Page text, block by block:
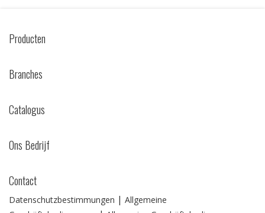
Producten
Branches
Catalogus
Ons Bedrijf
Contact
Datenschutzbestimmungen | Allgemeine